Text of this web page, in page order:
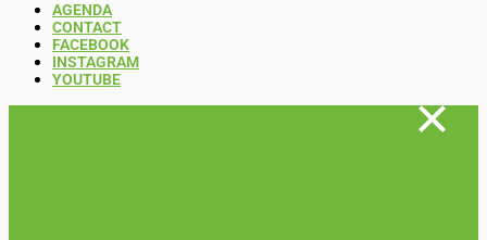
AGENDA
CONTACT
FACEBOOK
INSTAGRAM
YOUTUBE